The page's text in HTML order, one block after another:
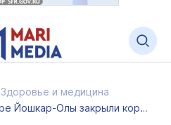
Здоровье и медицина
В Перинатальном центре Йошкар-Олы закрыли корпус «А»